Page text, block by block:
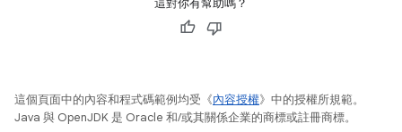
這對你有幫助嗎？
這個頁面中的內容和程式碼範例均受《內容授權》中的授權所規範。
Java 與 OpenJDK 是 Oracle 和/或其關係企業的商標或註冊商標。